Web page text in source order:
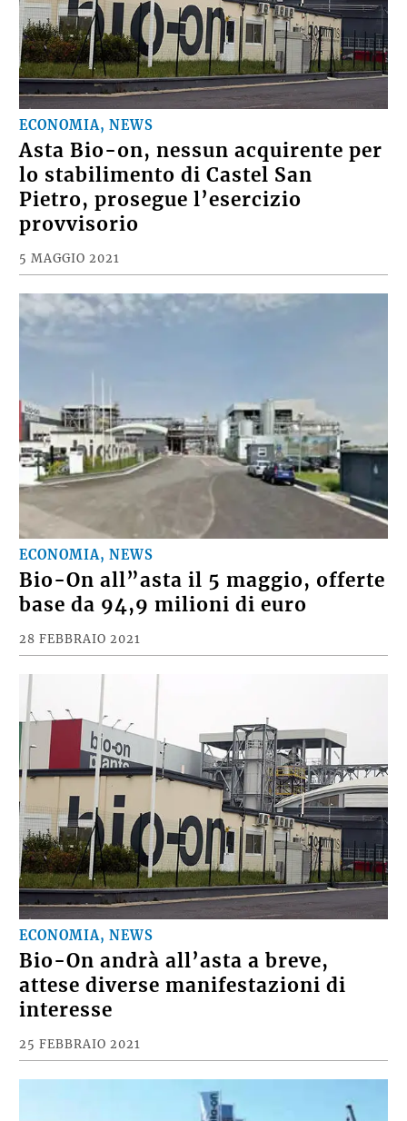
ECONOMIA, NEWS
Asta Bio-on, nessun acquirente per
lo stabilimento di Castel San
Pietro, prosegue l’esercizio
provvisorio
5 MAGGIO 2021
ECONOMIA, NEWS
Bio-On all”asta il 5 maggio, offerte
base da 94,9 milioni di euro
28 FEBBRAIO 2021
ECONOMIA, NEWS
Bio-On andrà all’asta a breve,
attese diverse manifestazioni di
interesse
25 FEBBRAIO 2021